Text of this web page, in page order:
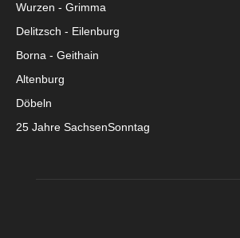
Wurzen - Grimma
Delitzsch - Eilenburg
Borna - Geithain
Altenburg
Döbeln
25 Jahre SachsenSonntag